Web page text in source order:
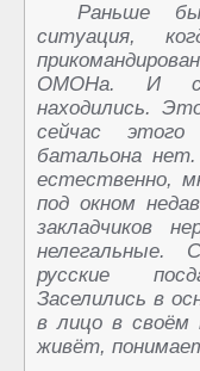
Раньше
ситуация,
ОМОНа. И
находились.
сейчас этого
батальона
естественно,
под окном
закладчиков
нелегальные.
русские
Заселились в
в лицо в своём
живёт,